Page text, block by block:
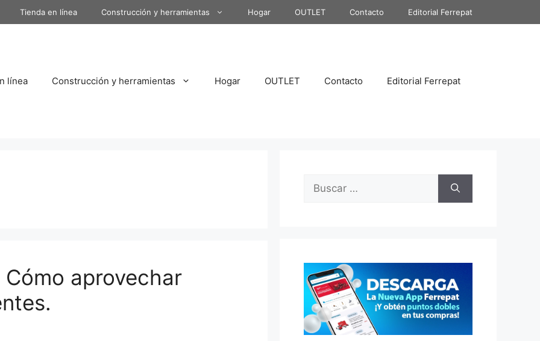
Tienda en línea Construcción y herramientas Hogar OUTLET Contacto Editorial Ferrepat
línea Construcción y herramientas Hogar OUTLET Contacto Editorial Ferrepat
aprovechar
Buscar: